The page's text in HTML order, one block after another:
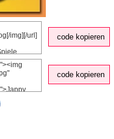
code kopieren
code kopieren